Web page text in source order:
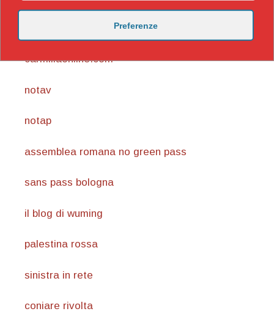
https://nicomaccentelli.substack.com/
carmillaonline.com
notav
notap
assemblea romana no green pass
sans pass bologna
il blog di wuming
palestina rossa
sinistra in rete
coniare rivolta
Preferenze